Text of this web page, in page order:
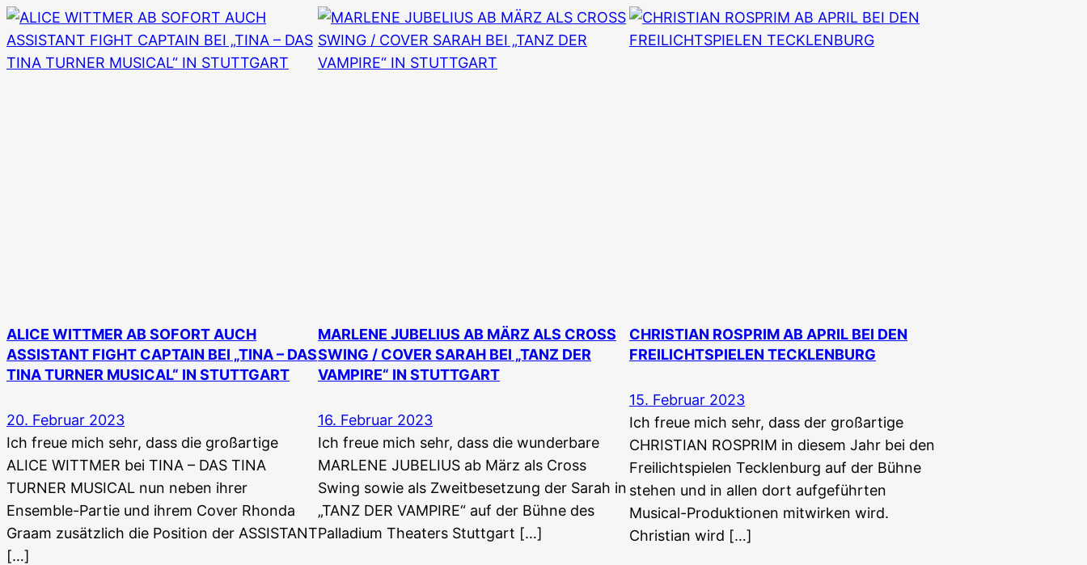
ALICE WITTMER AB SOFORT AUCH
ASSISTANT FIGHT CAPTAIN BEI „TINA – DAS
TINA TURNER MUSICAL“ IN STUTTGART
20. Februar 2023
Ich freue mich sehr, dass die großartige
ALICE WITTMER bei TINA – DAS TINA
TURNER MUSICAL nun neben ihrer
Ensemble-Partie und ihrem Cover Rhonda
Graam zusätzlich die Position der ASSISTANT
[…]
MARLENE JUBELIUS AB MÄRZ ALS CROSS
SWING / COVER SARAH BEI „TANZ DER
VAMPIRE“ IN STUTTGART
16. Februar 2023
Ich freue mich sehr, dass die wunderbare
MARLENE JUBELIUS ab März als Cross
Swing sowie als Zweitbesetzung der Sarah in
„TANZ DER VAMPIRE“ auf der Bühne des
Palladium Theaters Stuttgart […]
CHRISTIAN ROSPRIM AB APRIL BEI DEN
FREILICHTSPIELEN TECKLENBURG
15. Februar 2023
Ich freue mich sehr, dass der großartige
CHRISTIAN ROSPRIM in diesem Jahr bei den
Freilichtspielen Tecklenburg auf der Bühne
stehen und in allen dort aufgeführten
Musical-Produktionen mitwirken wird.
Christian wird […]